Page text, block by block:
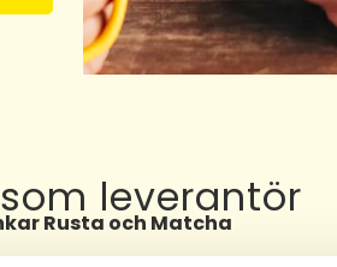
leverantör
Rusta och Matcha